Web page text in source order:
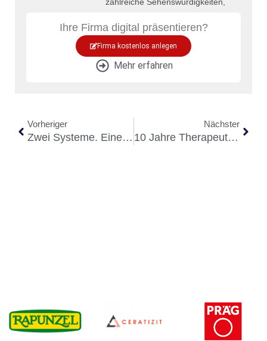
Ihre Firma digital präsentieren?
Firma kostenlos anlegen
Mehr erfahren
Vorheriger
Zwei Systeme. Eine Entscheidung.
Nächster
10 Jahre Therapeutische Aufbauarbeit